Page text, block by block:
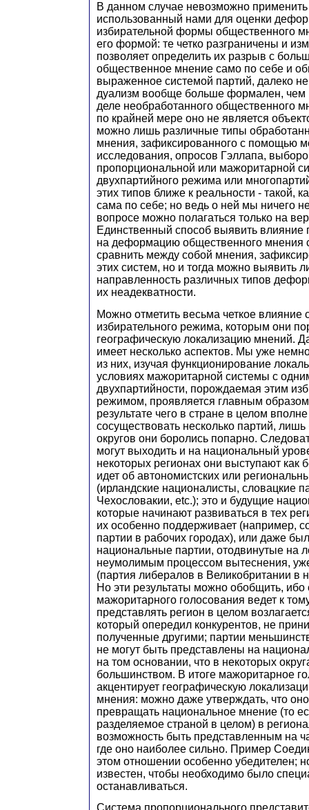
В данном случае невозможно
использованный нами для оценки
избирательной формы общественного
его формой: те четко разграничены и
позволяет определить их разрыв с
общественное мнение само по себе и
выраженное системой партий, далеко
дуализм вообще больше формален,
деле необработанного общественного
по крайней мере оно не является
можно лишь различные типы
мнения, зафиксированного с помощью
исследования, опросов Гэллапа,
пропорциональной или мажоритарной
двухпартийного режима или
этих типов ближе к реальности - такой,
сама по себе; но ведь о ней мы ничего
вопросе можно полагаться только на
Единственный способ выявить влияние
на деформацию общественного мнения
сравнить между собой мнения,
этих систем, но и тогда можно выявить
направленность различных типов
их неадекватности.
Можно отметить весьма четкое влияние
избирательного режима, которым они
географическую локализацию мнений.
имеет несколько аспектов. Мы уже
из них, изучая функционирование
условиях мажоритарной системы с
двухпартийности, порождаемая этим
режимом, проявляется главным образом
результате чего в стране в целом
сосуществовать несколько партий,
округов они боролись попарно.
могут выходить и на национальный
некоторых регионах они выступают как
идет об автономистских или
(ирландские националисты, словацкие
Чехословакии, etc.); это и будущие
которые начинают развиваться в тех
их особенно поддерживает (например,
партии в рабочих городах), или даже
национальные партии, отодвинутые на
неумолимым процессом вытеснения,
(партия либералов в Великобритании в
Но эти результаты можно обобщить, ибо
мажоритарного голосования ведет к
представлять регион в целом
который опередил конкурентов, не
полученные другими; партии
не могут быть представлены на
на том основании, что в некоторых
большинством. В итоге мажоритарное
акцентирует географическую
мнения: можно даже утверждать, что
превращать национальное мнение (то
разделяемое страной в целом) в
возможность быть представленным на
где оно наиболее сильно. Пример
этом отношении особенно убедителен;
известен, чтобы необходимо было
останавливаться.